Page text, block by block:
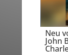
Neu
John